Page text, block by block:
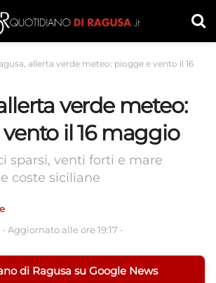
allerta verde meteo: piogge e vento il 16
verde meteo:
il 16 maggio
sparsi, venti forti e mare
coste siciliane
- Aggiornato alle ore 19:17 -
di Ragusa su Google News